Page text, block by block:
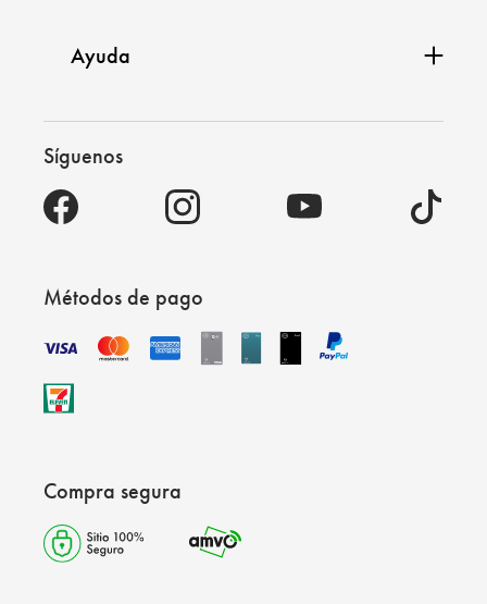
Ayuda
Síguenos
Métodos de pago
Compra segura